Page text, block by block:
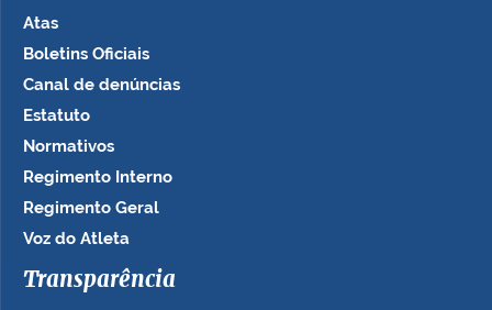
Atas
Boletins Oficiais
Canal de denúncias
Estatuto
Normativos
Regimento Interno
Regimento Geral
Voz do Atleta
Transparência